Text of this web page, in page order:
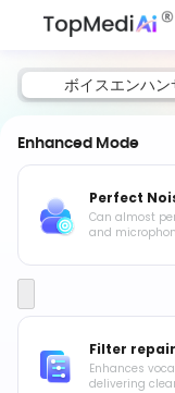
ボイスエンハン
Enhanced Mode
Perfect
Can almost
and
Filter repair
Enhances
delivering